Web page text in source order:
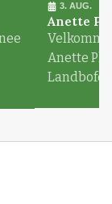
3. AUG.
Anette
Anette